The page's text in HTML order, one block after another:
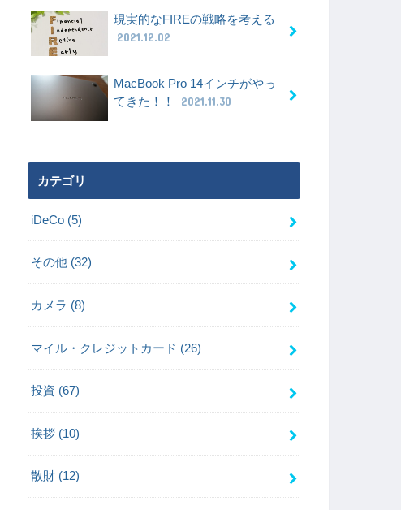
現実的なFIREの戦略を考える
2021.12.02
MacBook Pro 14インチがやっ
てきた！！
2021.11.30
カテゴリ
iDeCo (5)
その他 (32)
カメラ (8)
マイル・クレジットカード (26)
投資 (67)
挨拶 (10)
散財 (12)